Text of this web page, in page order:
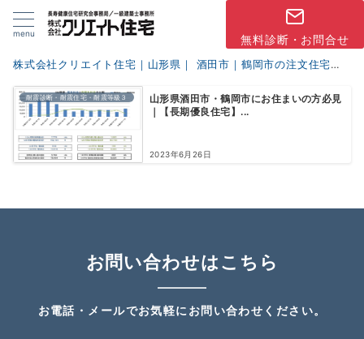
menu 無料診断・お問合せ
株式会社クリエイト住宅｜山形県｜ 酒田市｜鶴岡市の注文住宅
耐震診断・耐震住宅・耐震等級３
山形県酒田市・鶴岡市にお住まいの方必見
｜【長期優良住宅】...
2023年6月26日
お問い合わせはこちら
お電話・メールでお気軽にお問い合わせください。